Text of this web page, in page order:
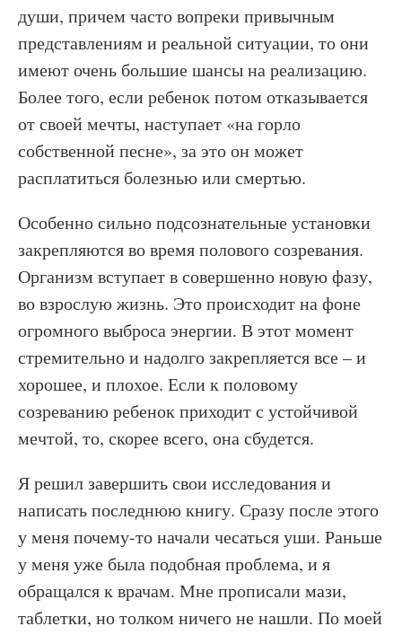
души, причем часто вопреки привычным
представлениям и реальной ситуации, то они
имеют очень большие шансы на реализацию.
Более того, если ребенок потом отказывается
от своей мечты, наступает «на горло
собственной песне», за это он может
расплатиться болезнью или смертью.
Особенно сильно подсознательные установки
закрепляются во время полового созревания.
Организм вступает в совершенно новую фазу,
во взрослую жизнь. Это происходит на фоне
огромного выброса энергии. В этот момент
стремительно и надолго закрепляется все – и
хорошее, и плохое. Если к половому
созреванию ребенок приходит с устойчивой
мечтой, то, скорее всего, она сбудется.
Я решил завершить свои исследования и
написать последнюю книгу. Сразу после этого
у меня почему-то начали чесаться уши. Раньше
у меня уже была подобная проблема, и я
обращался к врачам. Мне прописали мази,
таблетки, но толком ничего не нашли. По моей